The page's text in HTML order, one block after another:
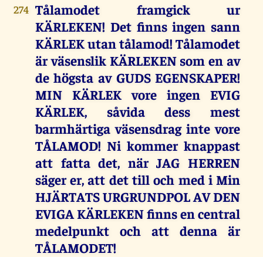
274 Tålamodet framgick ur
KÄRLEKEN! Det finns ingen sann
KÄRLEK utan tålamod! Tålamodet
är väsenslik KÄRLEKEN som en av
de högsta av GUDS EGENSKAPER!
MIN KÄRLEK vore ingen EVIG
KÄRLEK, såvida dess mest
barmhärtiga väsensdrag inte vore
TÅLAMOD! Ni kommer knappast
att fatta det, när JAG HERREN
säger er, att det till och med i Min
HJÄRTATS URGRUNDPOL AV DEN
EVIGA KÄRLEKEN finns en central
medelpunkt och att denna är
TÅLAMODET!